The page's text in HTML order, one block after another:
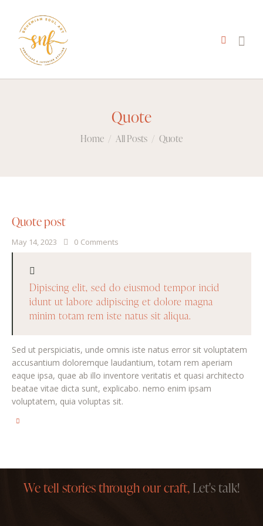
Quote
Home All Posts Quote
Quote post
May 14, 2023 0 Comments
Dipiscing elit, sed do eiusmod tempor incid
idunt ut labore adipiscing et dolore magna
minim totam rem iste natus sit aliqua.
Sed ut perspiciatis, unde omnis iste natus error sit voluptatem
accusantium doloremque laudantium, totam rem aperiam
eaque ipsa, quae ab illo inventore veritatis et quasi architecto
beatae vitae dicta sunt, explicabo. nemo enim ipsam
voluptatem, quia voluptas sit.
We tell stories through our craft,Let's talk!